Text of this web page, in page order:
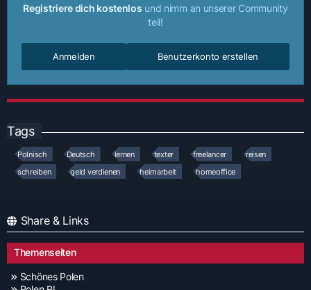
Registriere dich kostenlos und nimm an unserer Community
teil!
Benutzerkonto erstellen
Anmelden
Tags
Polnisch Deutsch lernen texter freelancer
reisen
schreiben
geld verdienen heimarbeit homeoffice
Share & Links
Themenseiten
Schönes Polen